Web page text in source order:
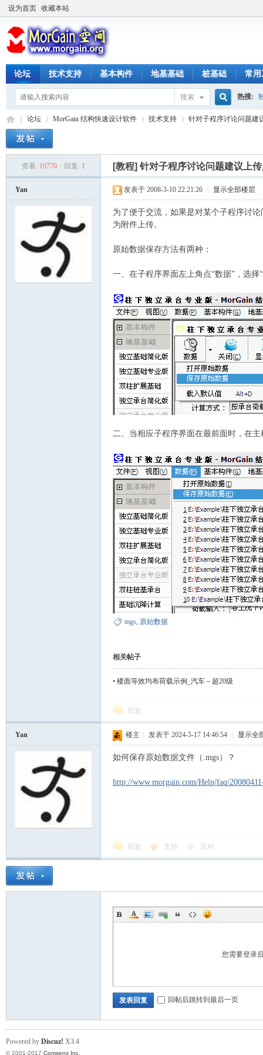
设为首页 收藏本站
论坛 技术支持 基本构件 地基基础 桩基础 常用
搜索
搜
索
热搜:
论坛
›
MorGain 结构快速设计软件
›
技术支持
›
针对子程序讨论问题建
查看: 19770 回复: 1 [教程] 针对子程序讨论问题建议上
Yan 发表于 2008-3-10 22:21:26 显示全部楼层
为了便于交流，如果是对某个子程序讨
为附件上传。
原始数据保存方法有两种：
一、在子程序界面左上角点“数据”，选择
二、当相应子程序界面在最前面时，在
mgs, 原始数据
相关帖子
• 楼面等效均布荷载示例_汽车－超20级
回复
Yan 楼主 发表于 2024-5-17 14:46:54 显示全
如何保存原始数据文件（.mgs）？
http://www.morgain.com/Help/faq/
回复 支持 反对
您需要登录
发表回复 回帖后跳转到最后一页
Powered by Discuz! X3.4
© 2001-2017 Comsenz Inc.